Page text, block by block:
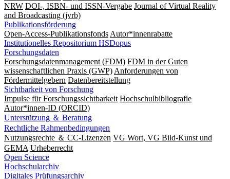
NRW DOI-, ISBN- und ISSN-Vergabe Journal of Virtual Reality
and Broadcasting (jvrb)
Publikationsförderung
Open-Access-Publikationsfonds Autor*innenrabatte
Institutionelles Repositorium HSDopus
Forschungsdaten
Forschungsdatenmanagement (FDM) FDM in der Guten
wissenschaftlichen Praxis (GWP) Anforderungen von
Fördermittelgebern Datenbereitstellung
Sichtbarkeit von Forschung
Impulse für Forschungssichtbarkeit Hochschulbibliografie
Autor*innen-ID (ORCID)
Unterstützung ＆ Beratung
Rechtliche Rahmenbedingungen
Nutzungsrechte ＆ CC-Lizenzen VG Wort, VG Bild-Kunst und
GEMA Urheberrecht
Open Science
Hochschularchiv
Digitales Prüfungsarchiv